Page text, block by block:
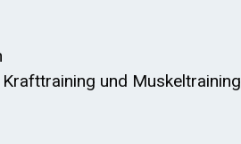
und Muskeltraining